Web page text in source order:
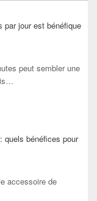
par jour est bénéfique
peut sembler une
quels bénéfices pour
accessoire de